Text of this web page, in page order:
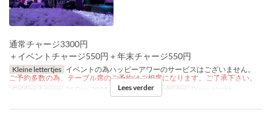
通常チャージ3300円
＋イベントチャージ550円＋年末チャージ550円
Kleine lettertjes イベントの為ハッピーアワーのサービスはございません。
ご予約多数の為、テーブル席のご予約はご相席になります。ご了承下さい。
Geldige datums
21 Dec, 2025 Dagen Zo Maaltijden Diner, Nacht
Lees verder